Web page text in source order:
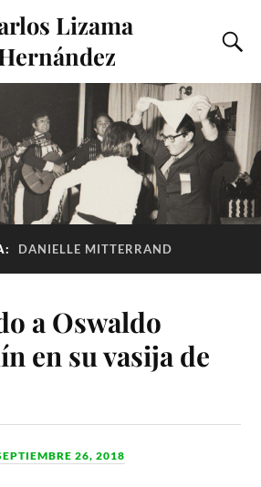
Lizama
DANIELLE MITTERRAND
a Oswaldo
en su vasija de
26, 2018